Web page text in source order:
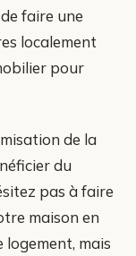
faire une
localement
pour
de la
du
pas à faire
maison en
mais